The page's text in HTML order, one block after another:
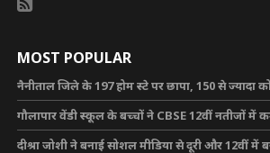
MOST POPULAR
नैनीताल जिले के 197 होम स्टे पर छापा, 150 से ज्यादा
गौलापार वेंडी स्कूल के बच्चों ने CBSE 12वीं नतीजों में
दीश्रा जोशी ने बनाई सोशल मीडिया से दूरी और 12वीं में